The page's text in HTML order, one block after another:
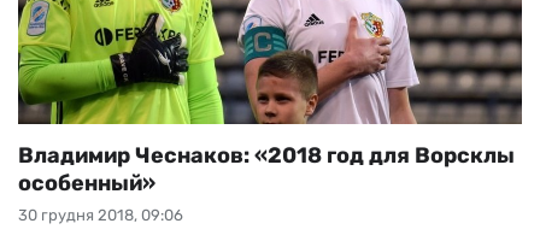
30 грудня 2018, 09:06
Владимир Чеснаков: «2018 год для Ворсклы
особенный»